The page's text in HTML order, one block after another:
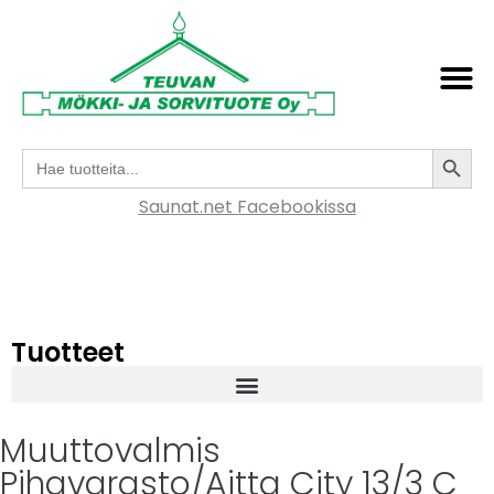
Search
for:
Saunat.net Facebookissa
Tuotteet
Muuttovalmis
Pihavarasto/Aitta City 13/3 C